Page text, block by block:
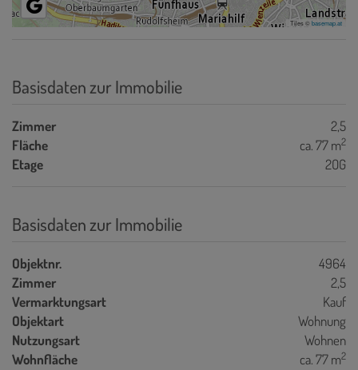
Tiles ©basemap.at
Basisdaten zur Immobilie
Zimmer
2,5
Fläche
ca. 77 m2
Etage 2OG
Basisdaten zur Immobilie
Objektnr.
4964
Zimmer
2,5
Vermarktungsart
Kauf
Objektart
Wohnung
Nutzungsart
Wohnen
Wohnfläche
ca. 77 m2